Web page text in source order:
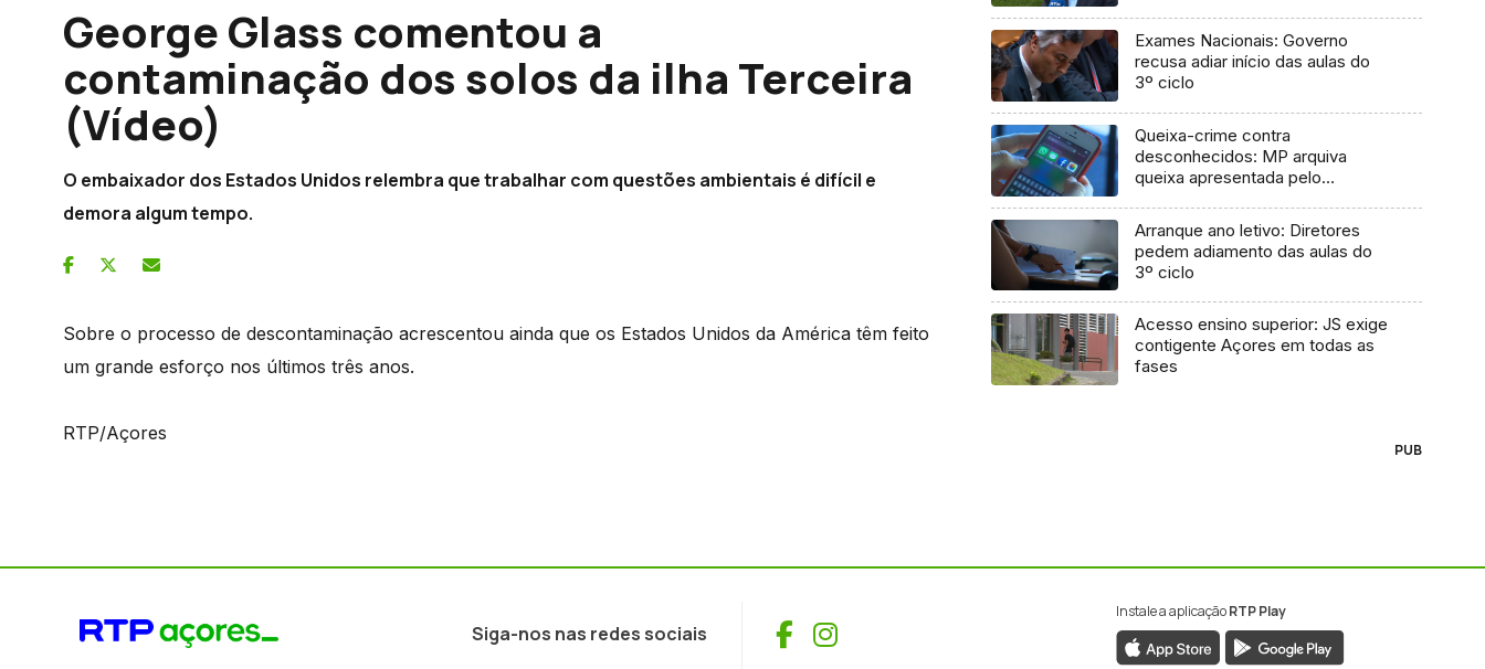
George Glass comentou a
contaminação dos solos da ilha Terceira
(Vídeo)
O embaixador dos Estados Unidos relembra que trabalhar com questões ambientais é difícil e
demora algum tempo.
Sobre o processo de descontaminação acrescentou ainda que os Estados Unidos da América têm feito
um grande esforço nos últimos três anos.
RTP/Açores
Exames Nacionais: Governo
recusa adiar início das aulas do
3º ciclo
Queixa-crime contra
desconhecidos: MP arquiva
queixa apresentada pelo
Arranque ano letivo: Diretores
pedem adiamento das aulas do
3º ciclo
Acesso ensino superior: JS exige
contigente Açores em todas as
fases
PUB
Siga-nos nas redes sociais Facebook
Instagram
Instale a aplicaçãoRTP Play